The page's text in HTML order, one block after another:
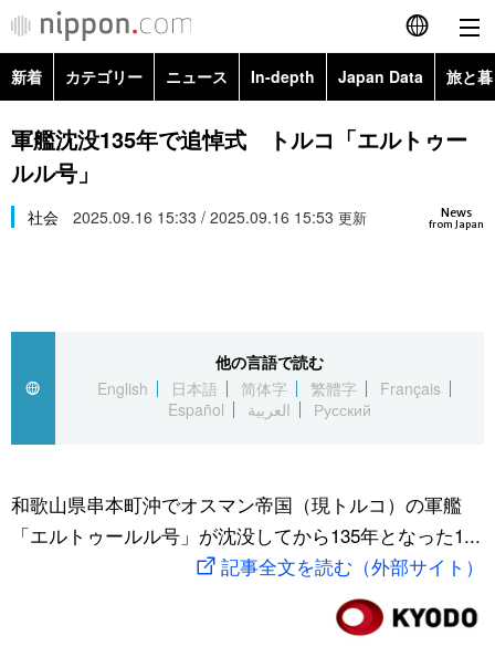
English
简体字
Русский
カテゴリー
経済・ビジネス
国際
文化
トップ
アーカイブ
In-depth
Japan Data
動画/Live
新着 カテゴリー ニュース In-depth Japan Data 旅と
政治・外交
経済・ビジネス
スポーツ・東京2020
Topics
軍艦沈没135年で追悼式 トルコ「エルトゥー
ルル号」
News
from Japan
社会 2025.09.16 15:33 / 2025.09.16 15:53 更新
他の言語で読む
English
日本語 简体字 繁體字
Français
Español
العربية Русский
和歌山県串本町沖でオスマン帝国（現トルコ）の軍艦
「エルトゥールル号」が沈没してから135年となった1...
記事全文を読む（外部サイト）